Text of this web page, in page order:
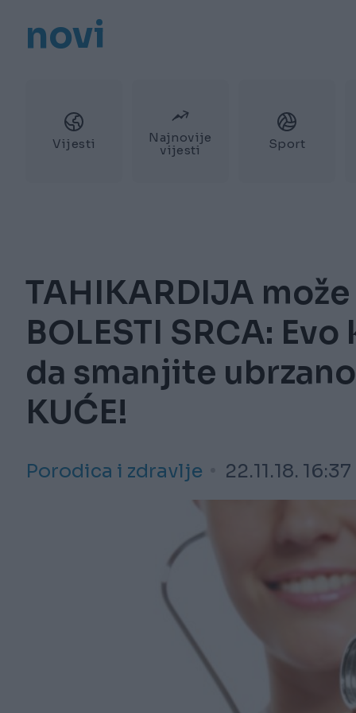
novi
Vijesti
Najnovije
vijesti
Sport
TAHIKARDIJA
BOLESTI SRCA:
da smanjite
KUĆE!
Porodica i zdravlje 22.11.18. 16:37